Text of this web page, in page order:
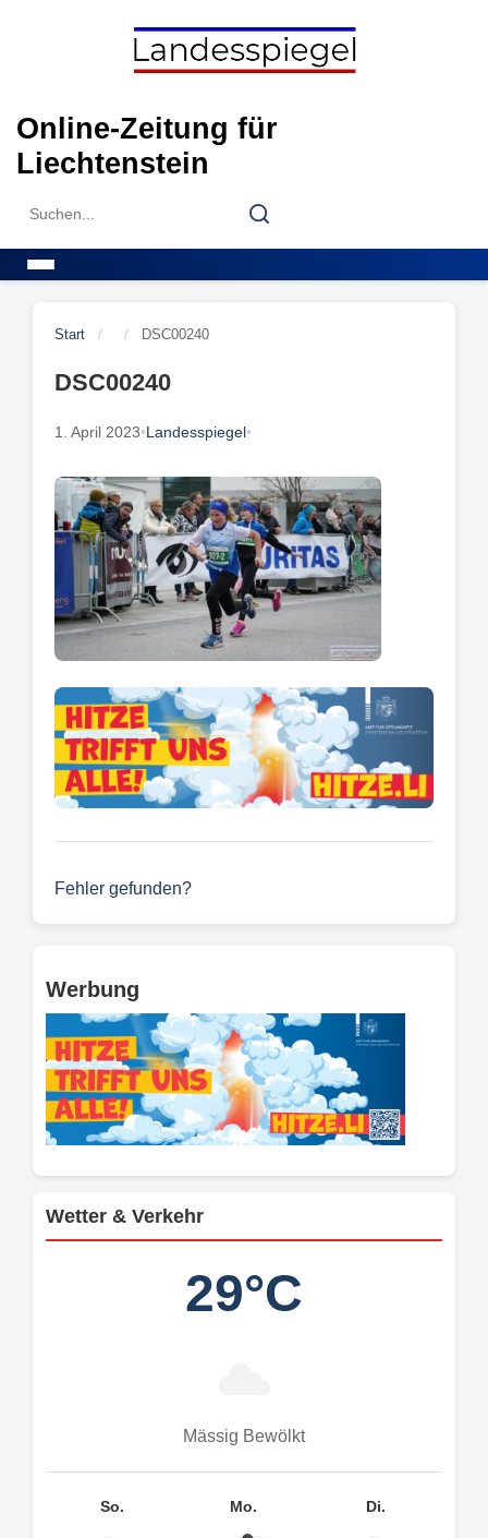
Online-Zeitung für
Liechtenstein
Search
Search
Start / / DSC00240
DSC00240
1. April 2023•Landesspiegel•
Fehler gefunden?
Werbung
Wetter & Verkehr
29°C
Mässig Bewölkt
So. Mo. Di.